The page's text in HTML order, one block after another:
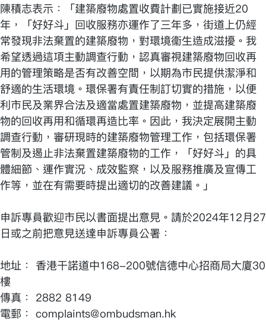
陳積志表示：「建築廢物處置收費計劃已實施接近20
年，「好好斗」回收服務亦運作了三年多，街道上仍經
常發現非法棄置的建築廢物，對環境衞生造成滋擾。我
希望透過這項主動調查行動，認真審視建築廢物回收再
用的管理策略是否有改善空間，以期為市民提供潔淨和
舒適的生活環境。環保署有責任制訂切實的措施，以便
利市民及業界合法及適當處置建築廢物，並提高建築廢
物的回收再用和循環再造比率。因此，我決定展開主動
調查行動，審研現時的建築廢物管理工作，包括環保署
管制及遏止非法棄置建築廢物的工作，「好好斗」的具
體細節、運作實況、成效監察，以及服務推廣及宣傳工
作等，並在有需要時提出適切的改善建議。」
申訴專員歡迎市民以書面提出意見。請於2024年12月27
日或之前把意見送達申訴專員公署：
地址： 香港干諾道中168-200號信德中心招商局大廈30
樓
傳真： 2882 8149
電郵： complaints@ombudsman.hk